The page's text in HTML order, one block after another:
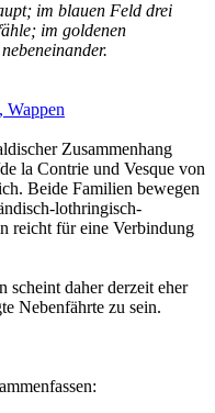
im blauen Feld drei
im goldenen
Wappen
Zusammenhang
la Contrie und Vesque von
Beide Familien bewegen
lothringisch-
reicht für eine Verbindung
scheint daher derzeit eher
Nebenfährte zu sein.